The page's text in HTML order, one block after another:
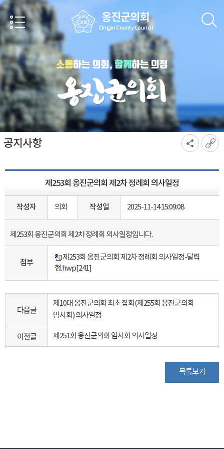
본문바로가기
옹진군의회
Ongjin County Council
공지사항
제253회 옹진군의회 제2차 정례회 의사일정
작성자 의회 작성일 2025-11-14 15:09:08
제253회 옹진군의회 제2차 정례회 의사일정입니다.
첨부
제253회 옹진군의회 제2차 정례회 의사일정-달력
형.hwp[241]
다음글
제10대 옹진군의회 최초 집회(제255회 옹진군의회
임시회) 의사일정
이전글 제251회 옹진군의회 임시회 의사일정
목록보기